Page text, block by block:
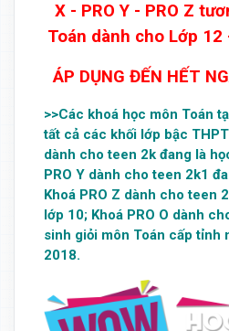
X - PRO Y - PRO Z
Toán dành cho Lớp
ÁP DỤNG ĐẾN HẾT
>>Các khoá học môn Toán
tất cả các khối lớp bậc
dành cho teen 2k đang là
PRO Y dành cho teen 2k1
Khoá PRO Z dành cho teen
lớp 10; Khoá PRO O dành
sinh giỏi môn Toán cấp tỉnh
2018.